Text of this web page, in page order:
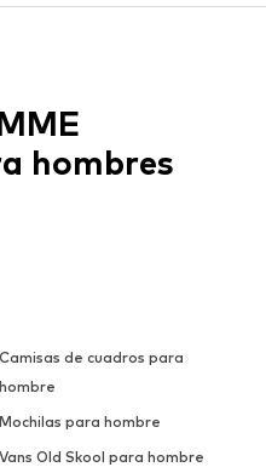
Camisas de cuadros para
hombre
Mochilas para hombre
Vans Old Skool para hombre
hombres